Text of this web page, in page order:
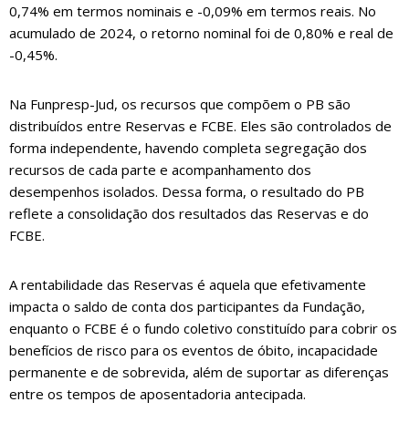
0,74% em termos nominais e -0,09% em termos reais. No
acumulado de 2024, o retorno nominal foi de 0,80% e real de
-0,45%.
Na Funpresp-Jud, os recursos que compõem o PB são
distribuídos entre Reservas e FCBE. Eles são controlados de
forma independente, havendo completa segregação dos
recursos de cada parte e acompanhamento dos
desempenhos isolados. Dessa forma, o resultado do PB
reflete a consolidação dos resultados das Reservas e do
FCBE.
A rentabilidade das Reservas é aquela que efetivamente
impacta o saldo de conta dos participantes da Fundação,
enquanto o FCBE é o fundo coletivo constituído para cobrir os
benefícios de risco para os eventos de óbito, incapacidade
permanente e de sobrevida, além de suportar as diferenças
entre os tempos de aposentadoria antecipada.